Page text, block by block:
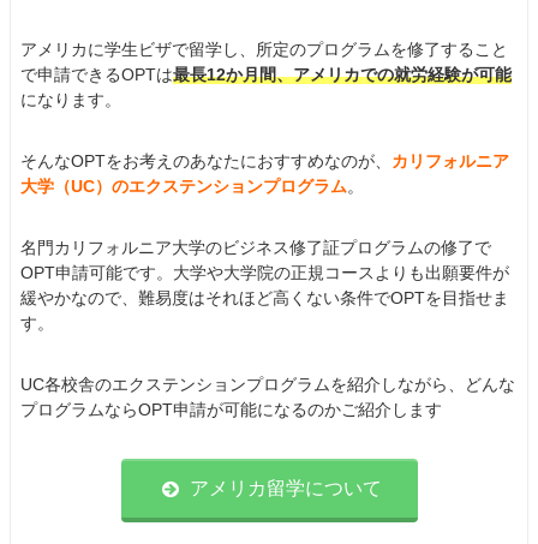
アメリカに学生ビザで留学し、所定のプログラムを修了すること
で申請できるOPTは最長12か月間、アメリカでの就労経験が可能
になります。
そんなOPTをお考えのあなたにおすすめなのが、 カリフォルニア
大学（UC）のエクステンションプログラム。
名門カリフォルニア大学のビジネス修了証プログラムの修了で
OPT申請可能です。大学や大学院の正規コースよりも出願要件が
緩やかなので、難易度はそれほど高くない条件でOPTを目指せま
す。
UC各校舎のエクステンションプログラムを紹介しながら、どんな
プログラムならOPT申請が可能になるのかご紹介します
アメリカ留学について